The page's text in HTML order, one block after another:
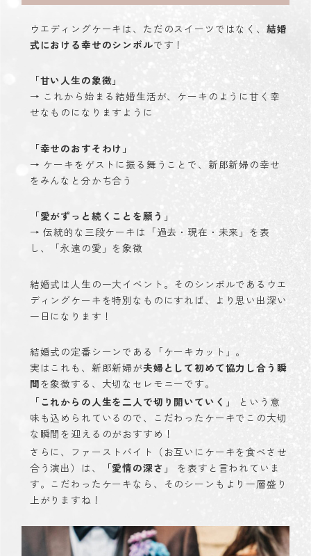
ウエディングケーキは、ただのスイーツではなく、 結婚
式における幸せのシンボルです！
「甘い人生の象徴」
→ これから始まる結婚生活が、ケーキのように甘く幸
せなものになりますように
「幸せのおすそわけ」
→ ケーキをゲストに振る舞うことで、新郎新婦の幸せ
をみんなと分かち合う
「愛がずっと続くことを願う」
→ 伝統的な三段ケーキは「過去・現在・未来」を表
し、「永遠の愛」を象徴
結婚式は人生の一大イベント。そのシンボルであるウエ
ディングケーキを特別なものにすれば、より思い出深い
一日になります！
結婚式の定番シーンである「ケーキカット」。
実はこれも、新郎新婦が夫婦として初めて協力し合う瞬
間を象徴する、大切なセレモニーです。
「これからの人生を二人で切り開いていく」
という意
味も込められているので、こだわったケーキでこの大切
な瞬間を迎えるのがおすすめ！
さらに、ファーストバイト（お互いにケーキを食べさせ
合う演出）は、
「愛情の深さ」
を表すと言われていま
す。こだわったケーキなら、そのシーンもより一層盛り
上がりますね！